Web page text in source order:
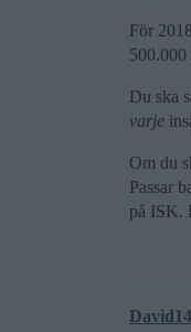
För
Du ska
varje
Om du
Passar
på ISK.
David14